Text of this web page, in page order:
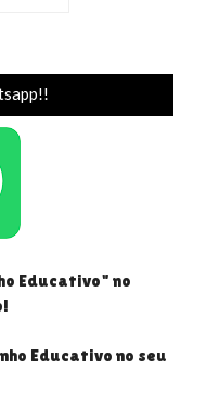
Educativo" no
Educativo no seu